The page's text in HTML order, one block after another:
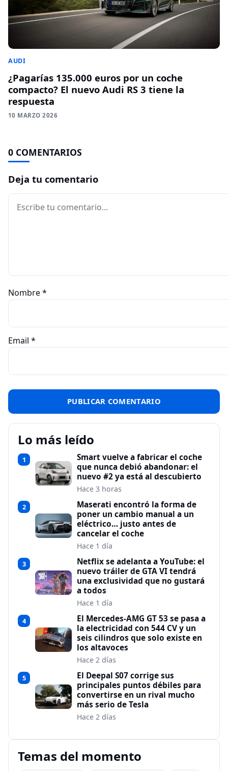
AUDI
¿Pagarías 135.000 euros por un coche
compacto? El nuevo Audi RS 3 tiene la
respuesta
10 MARZO 2026
0 COMENTARIOS
Deja tu comentario
Comentario
Nombre*
Email *
Lo más leído
1
Smart vuelve a fabricar el coche
que nunca debió abandonar: el
nuevo #2 ya está al descubierto
Hace 3 horas
2
Maserati encontró la forma de
poner un cambio manual a un
eléctrico… justo antes de
cancelar el coche
Hace 1 día
3
Netflix se adelanta a YouTube: el
nuevo tráiler de GTA VI tendrá
una exclusividad que no gustará
a todos
Hace 1 día
4
El Mercedes-AMG GT 53 se pasa a
la electricidad con 544 CV y un
seis cilindros que solo existe en
los altavoces
Hace 2 días
5
El Deepal S07 corrige sus
principales puntos débiles para
convertirse en un rival mucho
más serio de Tesla
Hace 2 días
Temas del momento